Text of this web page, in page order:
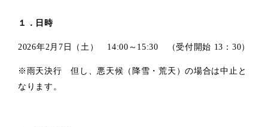
１．日時
2026年2月7日（土） 14:00～15:30 （受付開始 13：30）
※雨天決行 但し、悪天候（降雪・荒天）の場合は中止と
なります。